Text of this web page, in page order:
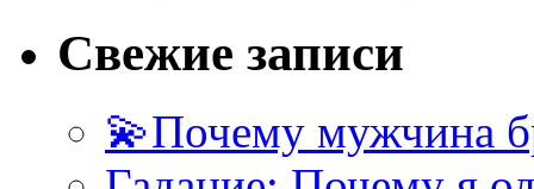
Свежие записи
💫Почему мужчина